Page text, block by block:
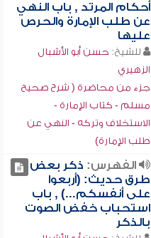
أحكام المرتد , باب النهي
عن طلب الإمارة والحرص
عليها
للشيخ: حسن أبو الأشبال
الزهيري
جزء من محاضرة ( شرح صحيح
مسلم - كتاب الإمارة -
الاستخلاف وتركه - النهي عن
طلب الإمارة)
الفهرس: ذكر بعض
طرق حديث: (أربعوا
على أنفسكم...) , باب
استحباب خفض الصوت
بالذكر